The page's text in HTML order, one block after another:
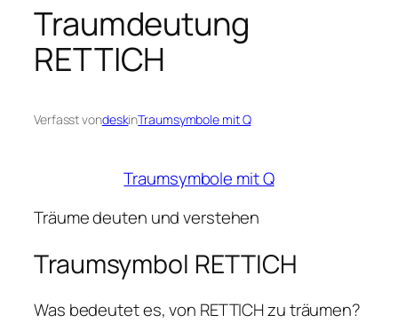
Traumdeutung
RETTICH
Verfasst vondeskinTraumsymbole mit Q
Traumsymbole mit Q
Träume deuten und verstehen
Traumsymbol RETTICH
Was bedeutet es, von RETTICH zu träumen?